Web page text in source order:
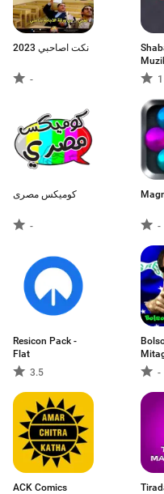
نكت اصاحبي 2023
-
1
كوميكس مصرى
- -
Resicon Pack -
Flat
3.5
-
ACK Comics